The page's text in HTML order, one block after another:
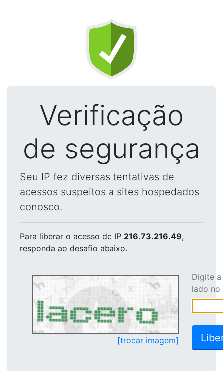
Verificação
de segurança
Seu IP fez diversas tentativas de
acessos suspeitos a sites hospedados
conosco.
Para liberar o acesso do IP 216.73.216.49,
responda ao desafio abaixo.
[trocar imagem]
Digite
lado no